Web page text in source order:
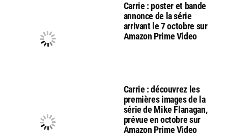
Carrie : poster et bande
annonce de la série
arrivant le 7 octobre sur
Amazon Prime Video
Carrie : découvrez les
premières images de la
série de Mike Flanagan,
prévue en octobre sur
Amazon Prime Video